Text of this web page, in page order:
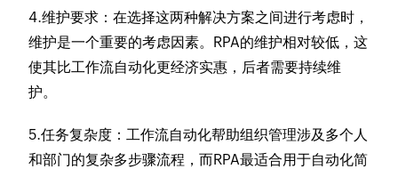
4.维护要求：在选择这两种解决方案之间进行考虑时，
维护是一个重要的考虑因素。RPA的维护相对较低，这
使其比工作流自动化更经济实惠，后者需要持续维
护。
5.任务复杂度：工作流自动化帮助组织管理涉及多个人
和部门的复杂多步骤流程，而RPA最适合用于自动化简